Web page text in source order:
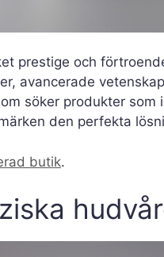
prestige och
avancerade
söker produkter
den perfekta
butik.